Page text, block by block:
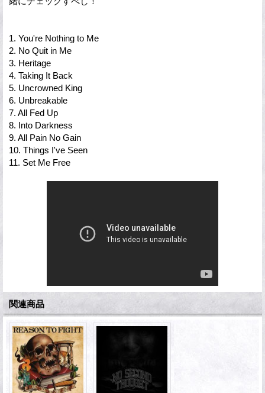
1. You're Nothing to Me
2. No Quit in Me
3. Heritage
4. Taking It Back
5. Uncrowned King
6. Unbreakable
7. All Fed Up
8. Into Darkness
9. All Pain No Gain
10. Things I've Seen
11. Set Me Free
関連商品